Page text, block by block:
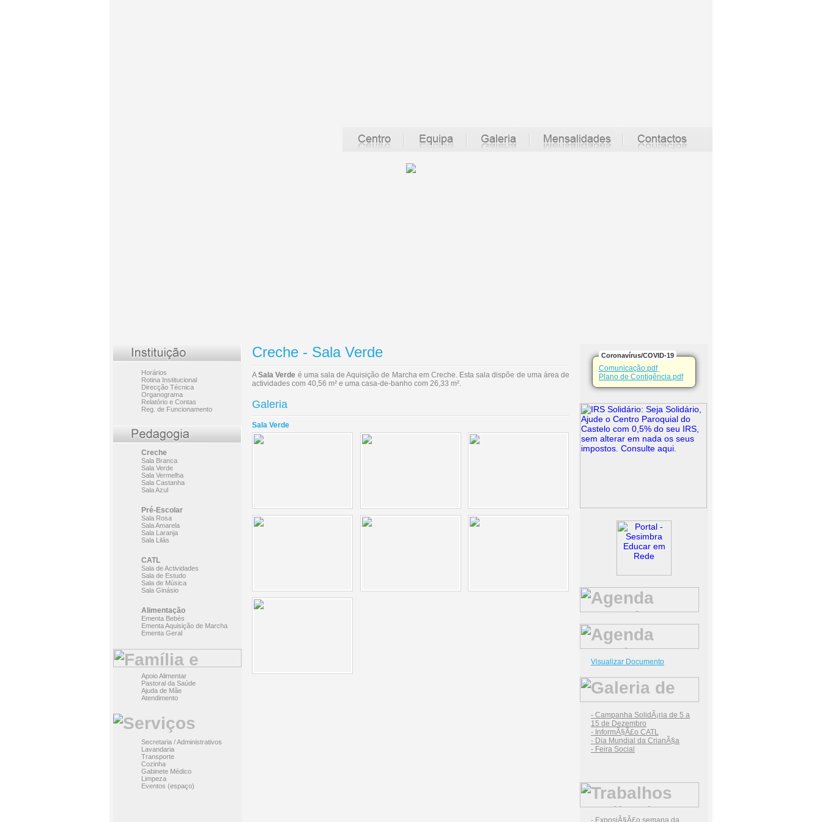
Horários
Rotina Institucional
Direcção Técnica
Organograma
Relatório e Contas
Reg. de Funcionamento
Creche
Sala Branca
Sala Verde
Sala Vermelha
Sala Castanha
Sala Azul
Pré-Escolar
Sala Rosa
Sala Amarela
Sala Laranja
Sala Lilás
CATL
Sala de Actividades
Sala de Estudo
Sala de Música
Sala Ginásio
Alimentação
Ementa Bebés
Ementa Aquisição de Marcha
Ementa Geral
Apoio Alimentar
Pastoral da Saúde
Ajuda de Mãe
Atendimento
Secretaria / Administrativos
Lavandaria
Transporte
Cozinha
Gabinete Médico
Limpeza
Eventos (espaço)
Creche - Sala Verde
ASala Verde é uma sala de Aquisição de Marcha em Creche. Esta sala dispõe de uma área de
actividades com 40,56 m² e uma casa-de-banho com 26,33 m².
Galeria
Sala Verde
Coronavírus/COVID-19
Comunicação.pdf
Plano de Contigência.pdf
Visualizar Documento
- Campanha SolidÃ¡ria de 5 a
15 de Dezembro
- InformÃ§Ã£o CATL
- Dia Mundial da CrianÃ§a
- Feira Social
- ExposiÃ§Ã£o semana da